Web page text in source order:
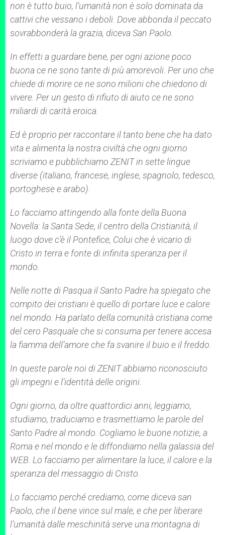
non è tutto buio, l’umanità non è solo dominata da
cattivi che vessano i deboli. Dove abbonda il peccato
sovrabbonderà la grazia, diceva San Paolo.
In effetti a guardare bene, per ogni azione poco
buona ce ne sono tante di più amorevoli. Per uno che
chiede di morire ce ne sono milioni che chiedono di
vivere. Per un gesto di rifiuto di aiuto ce ne sono
miliardi di carità eroica.
Ed è proprio per raccontare il tanto bene che ha dato
vita e alimenta la nostra civiltà che ogni giorno
scriviamo e pubblichiamo ZENIT in sette lingue
diverse (italiano, francese, inglese, spagnolo, tedesco,
portoghese e arabo).
Lo facciamo attingendo alla fonte della Buona
Novella: la Santa Sede, il centro della Cristianità, il
luogo dove c’è il Pontefice, Colui che è vicario di
Cristo in terra e fonte di infinita speranza per il
mondo.
Nelle notte di Pasqua il Santo Padre ha spiegato che
compito dei cristiani è quello di portare luce e calore
nel mondo. Ha parlato della comunità cristiana come
del cero Pasquale che si consuma per tenere accesa
la fiamma dell’amore che fa svanire il buio e il freddo.
In queste parole noi di ZENIT abbiamo riconosciuto
gli impegni e l’identità delle origini.
Ogni giorno, da oltre quattordici anni, leggiamo,
studiamo, traduciamo e trasmettiamo le parole del
Santo Padre al mondo. Cogliamo le buone notizie, a
Roma e nel mondo e le diffondiamo nella galassia del
WEB. Lo facciamo per alimentare la luce, il calore e la
speranza del messaggio di Cristo.
Lo facciamo perché crediamo, come diceva san
Paolo, che il bene vince sul male, e che per liberare
l’umanità dalle meschinità serve una montagna di